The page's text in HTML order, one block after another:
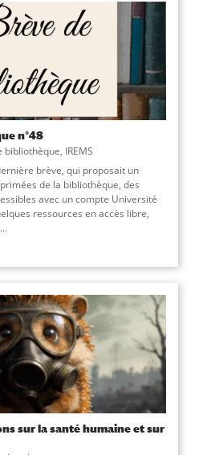
n°48
bibliothèque, IREMS
brève, qui proposait un
de la bibliothèque, des
avec un compte Université
ressources en accès libre,
...
sur la santé humaine et sur